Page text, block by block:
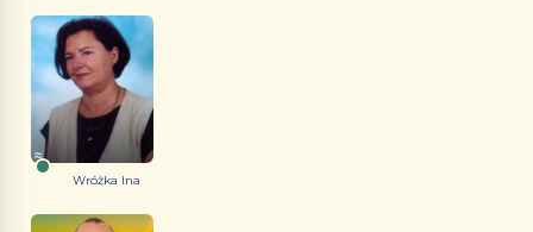
Wróżka Ina